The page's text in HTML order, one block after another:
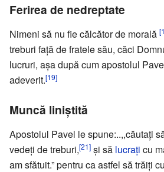
Ferirea de nedreptate
Nimeni să nu fie călcător de morală
treburi faţă de fratele său, căci
lucruri, aşa după cum apostolul
adeverit.[19]
Muncă liniştită
Apostolul Pavel le spune:..,,căutaţi
vedeţi de treburi,[21] şi să lucraţi cu
am sfătuit.” pentru ca astfel să trăiţi